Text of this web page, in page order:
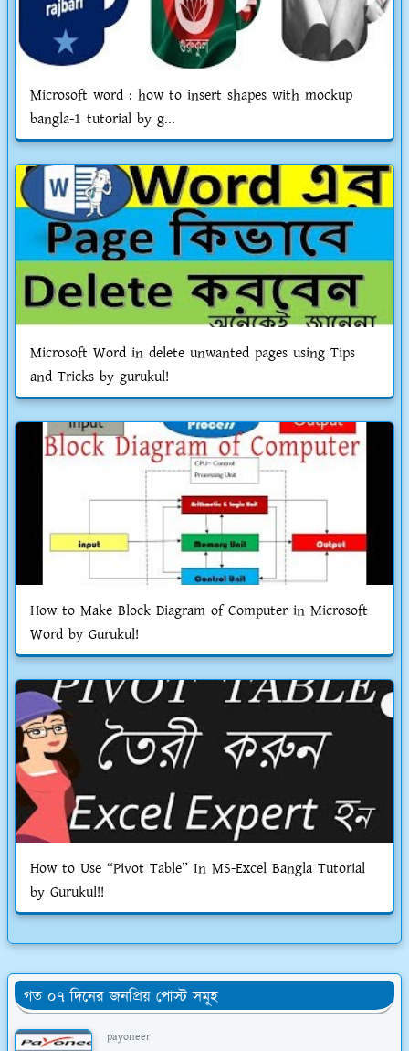
Microsoft word : how to insert shapes with mockup
bangla-1 tutorial by g...
Microsoft Word in delete unwanted pages using Tips
and Tricks by gurukul!
How to Make Block Diagram of Computer in Microsoft
Word by Gurukul!
How to Use “Pivot Table” In MS-Excel Bangla Tutorial
by Gurukul!!
গত ০৭ দিনের জনপ্রিয় পোস্ট সমূহ
payoneer